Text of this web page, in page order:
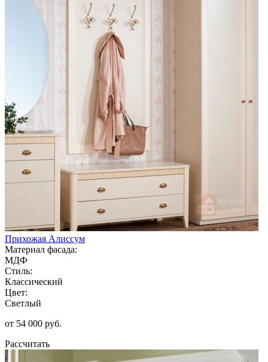
Прихожая Алиссум
Материал фасада:
МДФ
Стиль:
Классический
Цвет:
Светлый
от 54 000 руб.
Рассчитать